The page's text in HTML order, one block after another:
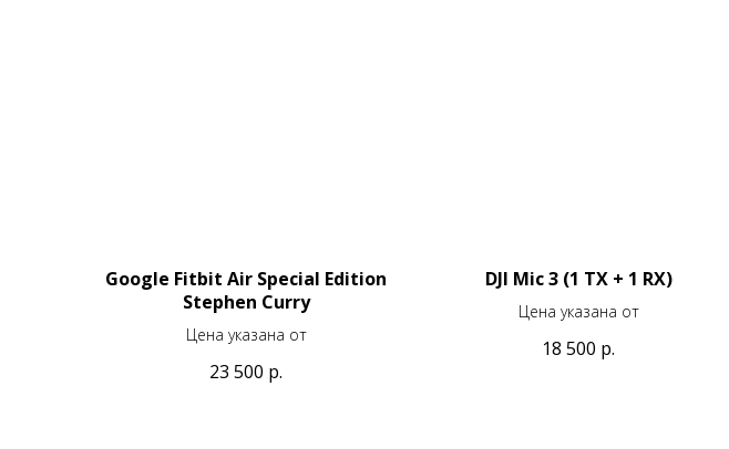
Google Fitbit Air Special Edition
Stephen Curry
Цена указана от
23 500 р.
DJI Mic 3 (1 TX + 1 RX)
Цена указана от
18 500 р.